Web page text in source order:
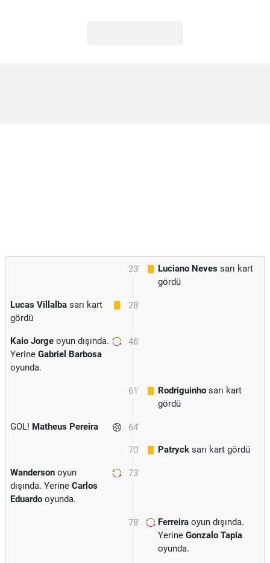
23' Luciano Neves sarı kart
gördü
28'
Lucas Villalba sarı kart
gördü
46'
Kaio Jorge oyun dışında.
Yerine Gabriel Barbosa
oyunda.
61' Rodriguinho sarı kart
gördü
64'
GOL! Matheus Pereira
70' Patryck sarı kart gördü
73'
Wanderson oyun
dışında. Yerine Carlos
Eduardo oyunda.
78' Ferreira oyun dışında.
Yerine Gonzalo Tapia
oyunda.